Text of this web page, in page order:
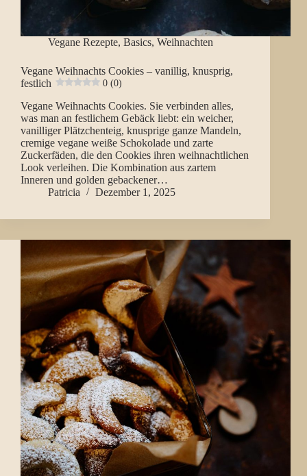
Vegane Rezepte, Basics, Weihnachten
Vegane Weihnachts Cookies – vanillig, knusprig,
festlich
0 (0)
Vegane Weihnachts Cookies. Sie verbinden alles,
was man an festlichem Gebäck liebt: ein weicher,
vanilliger Plätzchenteig, knusprige ganze Mandeln,
cremige vegane weiße Schokolade und zarte
Zuckerfäden, die den Cookies ihren weihnachtlichen
Look verleihen. Die Kombination aus zartem
Inneren und golden gebackener…
Patricia
Dezember 1, 2025